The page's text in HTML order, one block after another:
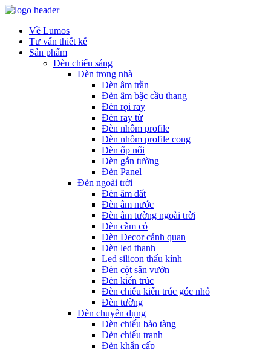
Về Lumos
Tư vấn thiết kế
Sản phẩm
Đèn chiếu sáng
Đèn trong nhà
Đèn âm trần
Đèn âm bậc cầu thang
Đèn rọi ray
Đèn ray từ
Đèn nhôm profile
Đèn nhôm profile cong
Đèn ốp nổi
Đèn gắn tường
Đèn Panel
Đèn ngoài trời
Đèn âm đất
Đèn âm nước
Đèn âm tường ngoài trời
Đèn cắm cỏ
Đèn Decor cảnh quan
Đèn led thanh
Led silicon thấu kính
Đèn cột sân vườn
Đèn kiến trúc
Đèn chiếu kiến trúc góc nhỏ
Đèn tường
Đèn chuyên dụng
Đèn chiếu bảo tàng
Đèn chiếu tranh
Đèn khẩn cấp